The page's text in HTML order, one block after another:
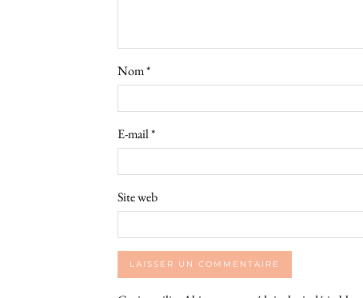
Nom*
E-mail*
Site web